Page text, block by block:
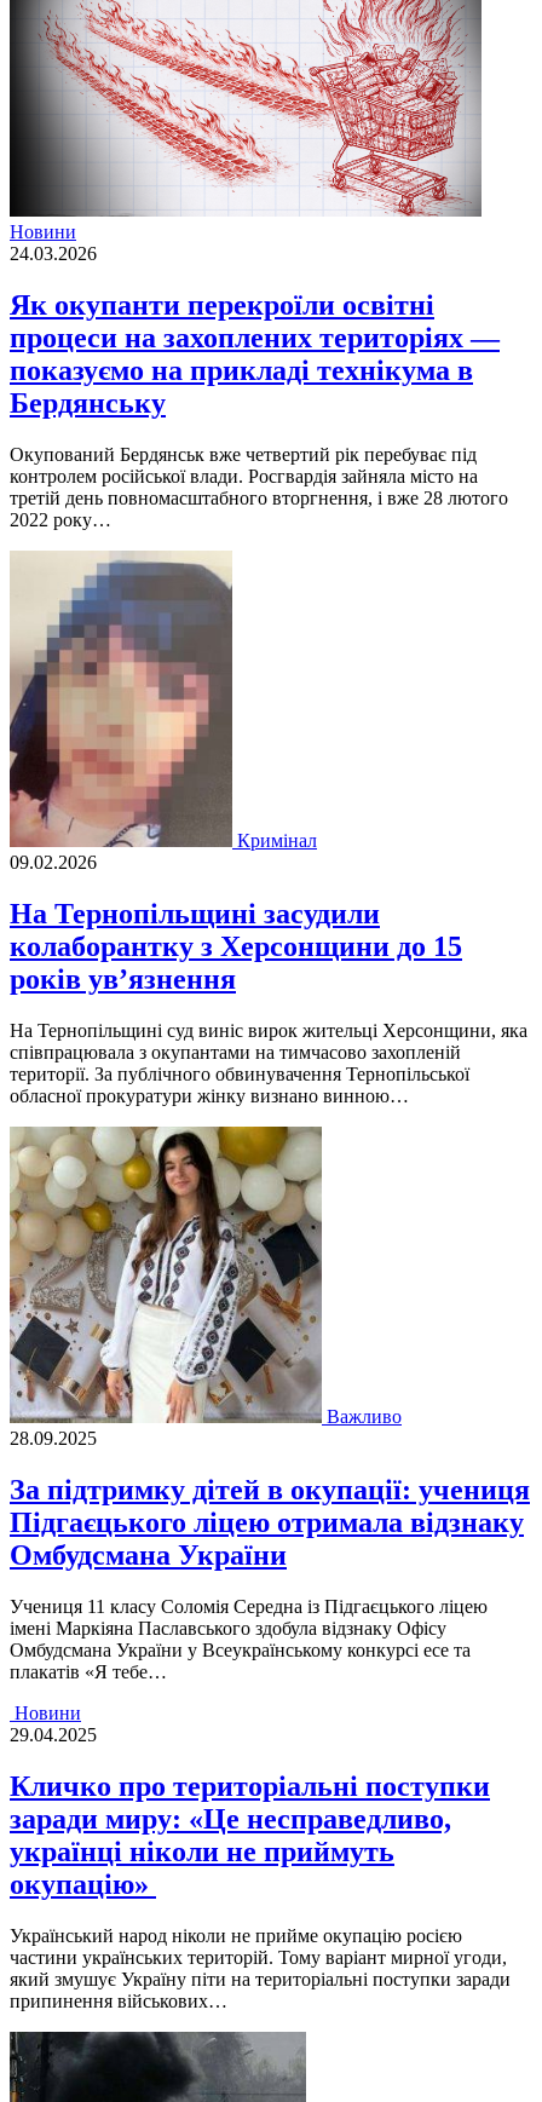
Новини
24.03.2026
Як окупанти перекроїли освітні
процеси на захоплених територіях —
показуємо на прикладі технікума в
Бердянську
Окупований Бердянськ вже четвертий рік перебуває під
контролем російської влади. Росгвардія зайняла місто на
третій день повномасштабного вторгнення, і вже 28 лютого
2022 року…
Кримінал
09.02.2026
На Тернопільщині засудили
колаборантку з Херсонщини до 15
років ув’язнення
На Тернопільщині суд виніс вирок жительці Херсонщини, яка
співпрацювала з окупантами на тимчасово захопленій
території. За публічного обвинувачення Тернопільської
обласної прокуратури жінку визнано винною…
Важливо
28.09.2025
За підтримку дітей в окупації: учениця
Підгаєцького ліцею отримала відзнаку
Омбудсмана України
Учениця 11 класу Соломія Середна із Підгаєцького ліцею
імені Маркіяна Паславського здобула відзнаку Офісу
Омбудсмана України у Всеукраїнському конкурсі есе та
плакатів «Я тебе…
Новини
29.04.2025
Кличко про територіальні поступки
заради миру: «Це несправедливо,
українці ніколи не приймуть
окупацію»
Український народ ніколи не прийме окупацію росією
частини українських територій. Тому варіант мирної угоди,
який змушує Україну піти на територіальні поступки заради
припинення військових…